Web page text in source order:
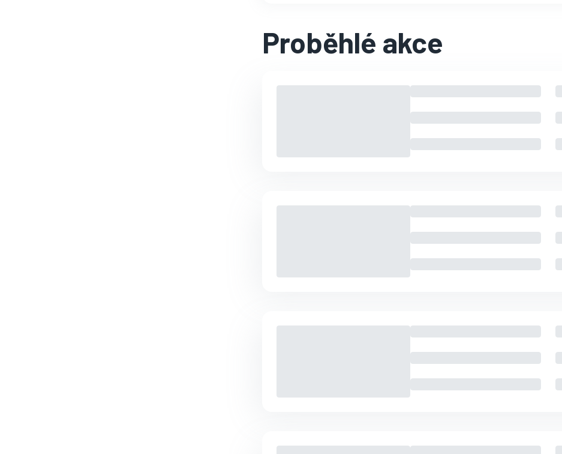
Proběhlé akce